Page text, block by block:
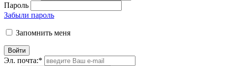
Пароль
Забыли пароль
Запомнить меня
Войти
Эл. почта:*